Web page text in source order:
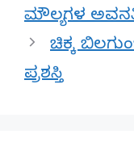
ಮೌಲ್ಯಗಳ
ಚಿಕ್ಕ
ಪ್ರಶಸ್ತಿ